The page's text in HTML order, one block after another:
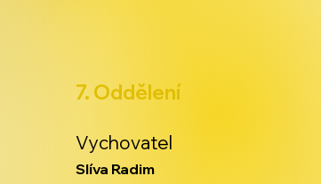
7. Oddělení
Vychovatel
Slíva Radim